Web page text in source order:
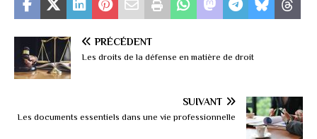
PRÉCÉDENT
Les droits de la défense en matière de droit
SUIVANT
Les documents essentiels dans une vie professionnelle